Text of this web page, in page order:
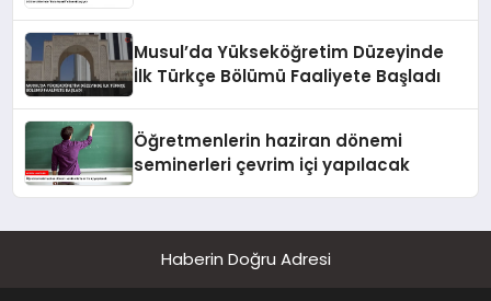
Musul’da Yükseköğretim Düzeyinde
İlk Türkçe Bölümü Faaliyete Başladı
Öğretmenlerin haziran dönemi
seminerleri çevrim içi yapılacak
Haberin Doğru Adresi